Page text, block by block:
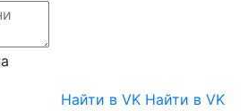
Найти в VK Найти в VK